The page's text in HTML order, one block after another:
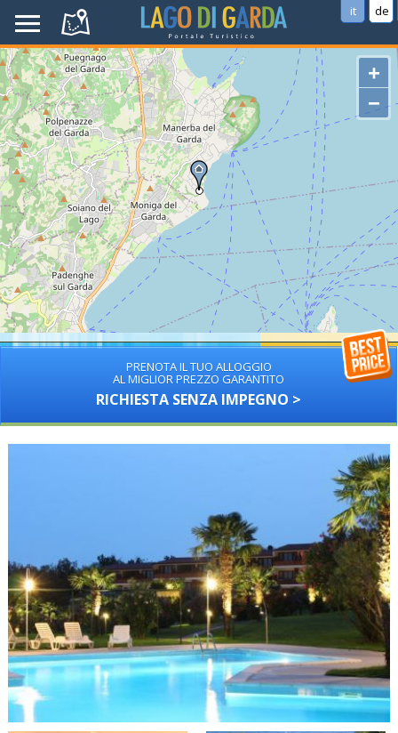
it de
+
−
PRENOTA IL TUO ALLOGGIO
AL MIGLIOR PREZZO GARANTITO
RICHIESTA SENZA IMPEGNO >